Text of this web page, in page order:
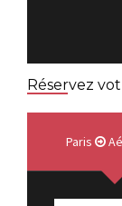
Réservez
Paris